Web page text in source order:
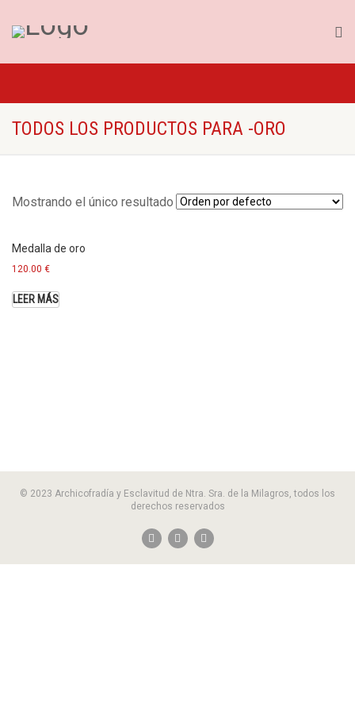
TODOS LOS PRODUCTOS PARA -ORO
Mostrando el único resultado
Medalla de oro
120.00 €
LEER MÁS
© 2023 Archicofradía y Esclavitud de Ntra. Sra. de la Milagros, todos los
derechos reservados